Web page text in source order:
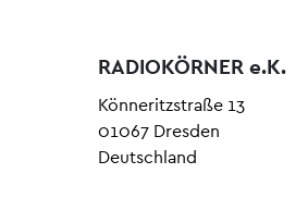
RADIOKÖRNER e.K.
Könneritzstraße 13
01067 Dresden
Deutschland